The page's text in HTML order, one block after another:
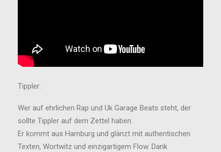
Tippler:
Wer auf ehrlichen Rap und Uk Garage Beats steht, der
sollte Tippler auf dem Zettel haben.
Er kommt aus Hamburg und glänzt mit authentischen
Texten, Wortwitz und einzigartigem Flow. Dank